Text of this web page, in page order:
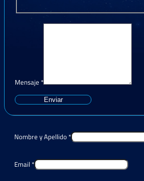
Mensaje *
Enviar
Nombre y Apellido *
Email *